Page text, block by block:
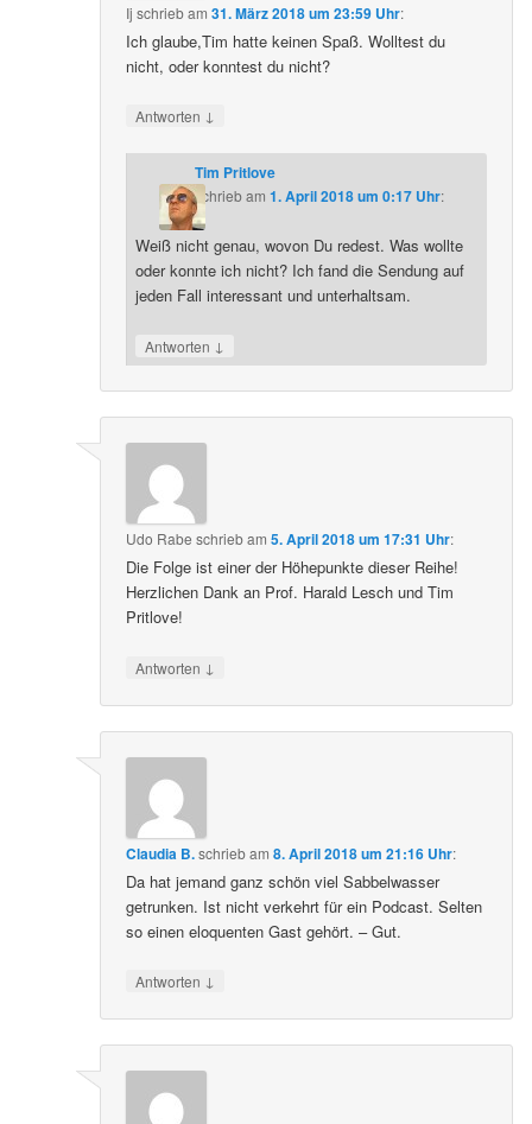
Ij schriebam31. März 2018 um 23:59 Uhr:
Ich glaube,Tim hatte keinen Spaß. Wolltest du
nicht, oder konntest du nicht?
Antworten ↓
Tim Pritlove
schriebam 1. April 2018 um 0:17 Uhr:
Weiß nicht genau, wovon Du redest. Was wollte
oder konnte ich nicht? Ich fand die Sendung auf
jeden Fall interessant und unterhaltsam.
Antworten ↓
Udo Rabe schriebam5. April 2018 um 17:31 Uhr:
Die Folge ist einer der Höhepunkte dieser Reihe!
Herzlichen Dank an Prof. Harald Lesch und Tim
Pritlove!
Antworten ↓
Claudia B.schriebam8. April 2018 um 21:16 Uhr:
Da hat jemand ganz schön viel Sabbelwasser
getrunken. Ist nicht verkehrt für ein Podcast. Selten
so einen eloquenten Gast gehört. – Gut.
Antworten ↓